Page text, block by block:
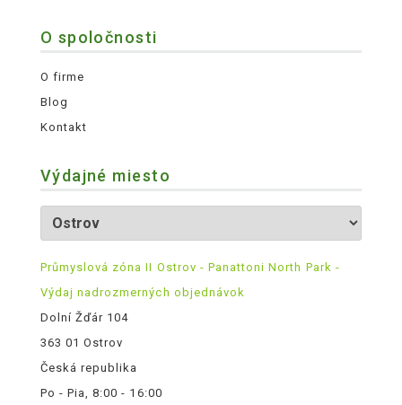
O spoločnosti
O firme
Blog
Kontakt
Výdajné miesto
Průmyslová zóna II Ostrov - Panattoni North Park -
Výdaj nadrozmerných objednávok
Dolní Žďár 104
363 01 Ostrov
Česká republika
Po - Pia, 8:00 - 16:00